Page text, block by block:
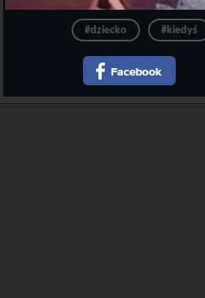
#dziecko #kiedyś